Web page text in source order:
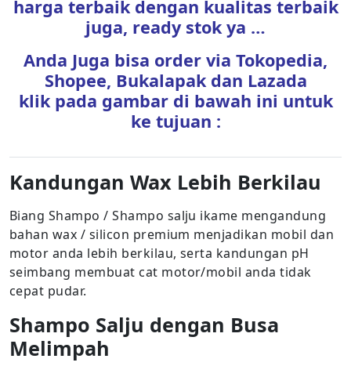
harga terbaik dengan kualitas terbaik
juga, ready stok ya …
Anda Juga bisa order via Tokopedia,
Shopee, Bukalapak dan Lazada
klik pada gambar di bawah ini untuk
ke tujuan :
Kandungan Wax Lebih Berkilau
Biang Shampo / Shampo salju ikame mengandung
bahan wax / silicon premium menjadikan mobil dan
motor anda lebih berkilau, serta kandungan pH
seimbang membuat cat motor/mobil anda tidak
cepat pudar.
Shampo Salju dengan Busa
Melimpah